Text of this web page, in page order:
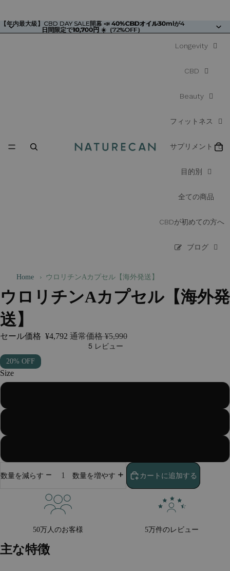
【年内最大級】CBD DAY SALE開幕 📣 40%CBDオイル30mlが4
日間限定で10,700円☀️（72%OFF）
【年内最大級】CBD DAY SALE開幕 📣 40%CBDオイル30mlが4
日間限定で10,700円 ☀️（72%OFF）
Longevity
CBD
Beauty
フィットネス
サプリメント
目的別
全ての商品
CBDが初めての方へ
ブログ
Home › ウロリチンAカプセル【海外発送】
ウロリチンAカプセル【海外発
送】
セール価格 ¥4,792 通常価格¥5,990
20% OFF
Size
数量を減らす 数量を増やす カートに追加する
50万人のお客様 5万件のレビュー
主な特徴